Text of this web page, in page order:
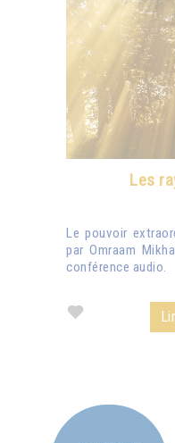
Les
Le pouvoir
par Omraam
conférence audio.